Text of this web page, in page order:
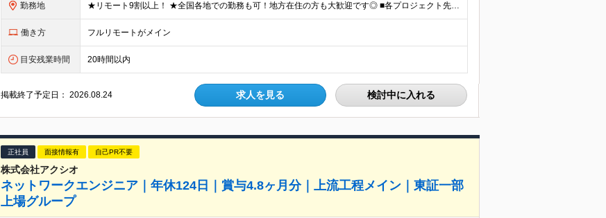
勤務地 ★リモート9割以上！ ★全国各地での勤務も可！地方在住の方も大歓迎です◎ ■各プロジェクト先にて勤務 ※プロジェクトは本人の希望を考慮し相談の上で決定 ※転居を伴う転勤なし 【本社】 東京都品川区
働き方 フルリモートがメイン
目安残業時間 20時間以内
掲載終了予定日：2026.08.24 求人を見る 検討中に入れる
正社員 面接情報有 自己PR不要
株式会社アクシオ
ネットワークエンジニア｜年休124日｜賞与4.8ヶ月分｜上流工程メイン｜東証一部
上場グループ